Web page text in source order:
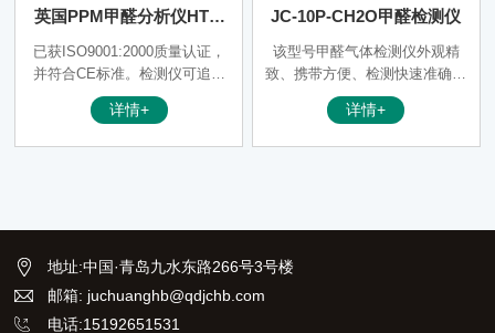
英国PPM甲醛分析仪HTV-
M
已获ISO9001:2000质量认证，
并符合CE标准。检测仪可追溯
于NIST
详情+
JC-10P-CH2O甲醛检测仪
该型号甲醛气体检测仪外观精
致、携带方便、检测快速准确，
并具有触屏操作、蜂鸣报警提示
和即时打印数据等功能; 甲醛气
详情+
地址:中国·青岛九水东路266号3号楼
邮箱: juchuanghb@qdjchb.com
电话:15192651531